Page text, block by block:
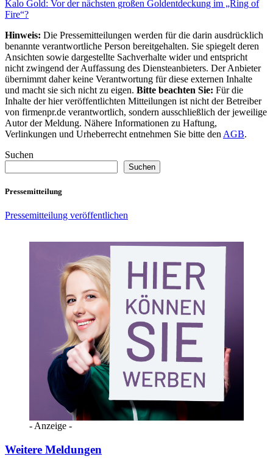
Kalo Gold: Vor der nächsten großen Goldentdeckung im „Ring of
Fire“?
Hinweis: Die Pressemitteilungen werden für die darin ausdrücklich
benannte verantwortliche Person bereitgehalten. Sie spiegelt deren
Ansichten sowie dargestellte Sachverhalte wider und entspricht
nicht zwingend der Auffassung des Diensteanbieters. Der Anbieter
übernimmt daher keine Verantwortung für diese externen Inhalte
und macht sie sich nicht zu eigen. Bitte beachten Sie: Für die
Inhalte der hier veröffentlichten Mitteilungen ist nicht der Betreiber
von firmenpr.de verantwortlich, sondern ausschließlich der jeweilige
Autor der Meldung. Nähere Informationen zu Haftung,
Verlinkungen und Urheberrecht entnehmen Sie bitte den AGB.
Suchen
Suchen
Pressemitteilung
Pressemitteilung veröffentlichen
- Anzeige -
Weitere Meldungen